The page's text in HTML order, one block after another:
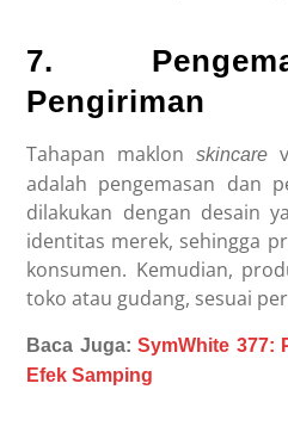
7.
Pengiriman
Tahapan maklonskincare
adalah pengemasan dan
dilakukan dengan desain
identitas merek, sehingga
konsumen. Kemudian,
toko atau gudang, sesuai
Baca Juga:SymWhite 377:
Efek Samping